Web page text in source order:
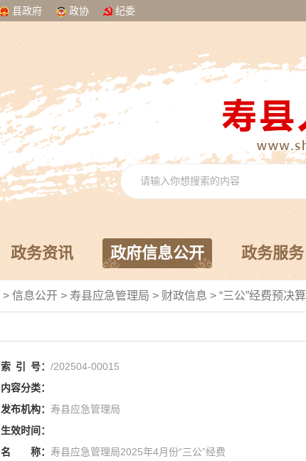
县政府 政协 纪委
政务资讯 政府信息公开 政务服务
> 信息公开 > 寿县应急管理局 > 财政信息 > “三公”经费预决算
索 引 号： /202504-00015
内容分类：
发布机构： 寿县应急管理局
生效时间：
名
称： 寿县应急管理局2025年4月份“三公”经费